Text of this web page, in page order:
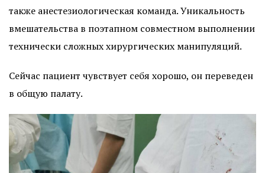
также анестезиологическая команда. Уникальность
вмешательства в поэтапном совместном выполнении
технически сложных хирургических манипуляций.
Сейчас пациент чувствует себя хорошо, он переведен
в общую палату.